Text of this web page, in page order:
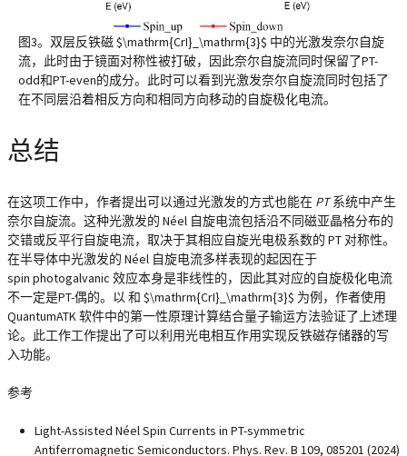
图3。双层反铁磁 $\mathrm{CrI}_\mathrm{3}$ 中的光激发奈尔自旋
流，此时由于镜面对称性被打破，因此奈尔自旋流同时保留了PT-
odd和PT-even的成分。此时可以看到光激发奈尔自旋流同时包括了
在不同层沿着相反方向和相同方向移动的自旋极化电流。
总结
在这项工作中，作者提出可以通过光激发的方式也能在 PT系统中产生
奈尔自旋流。这种光激发的 Néel 自旋电流包括沿不同磁亚晶格分布的
交错或反平行自旋电流，取决于其相应自旋光电极系数的 PT 对称性。
在半导体中光激发的 Néel 自旋电流多样表现的起因在于
spin photogalvanic 效应本身是非线性的，因此其对应的自旋极化电流
不一定是PT-偶的。以 和 $\mathrm{CrI}_\mathrm{3}$ 为例，作者使用
QuantumATK 软件中的第一性原理计算结合量子输运方法验证了上述理
论。此工作工作提出了可以利用光电相互作用实现反铁磁存储器的写
入功能。
参考
Light-Assisted Néel Spin Currents in PT-symmetric
Antiferromagnetic Semiconductors. Phys. Rev. B 109, 085201 (2024)